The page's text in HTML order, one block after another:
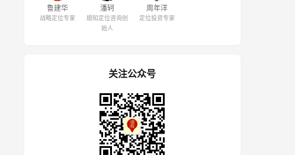
鲁建华
战略定位专家
潘轲
顺知定位咨询创
始人
周年洋
定位投资专家
关注公众号